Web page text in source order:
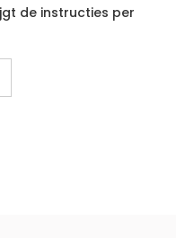
de instructies per